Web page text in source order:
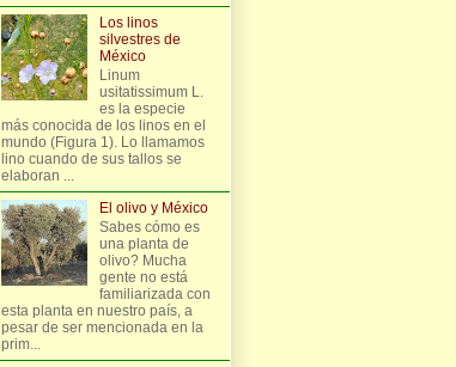
Los linos
silvestres de
México
Linum
usitatissimum L.
es la especie
más conocida de los linos en el
mundo (Figura 1). Lo llamamos
lino cuando de sus tallos se
elaboran ...
El olivo y México
Sabes cómo es
una planta de
olivo? Mucha
gente no está
familiarizada con
esta planta en nuestro país, a
pesar de ser mencionada en la
prim...